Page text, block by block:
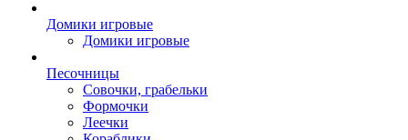
Домики игровые
Домики игровые
Песочницы
Совочки, грабельки
Формочки
Леечки